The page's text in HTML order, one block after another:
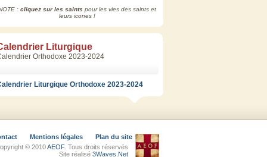
: cliquez sur les saints pour les vies des saints et
leurs icones !
Liturgique
Orthodoxe 2023-2024
Liturgique Orthodoxe 2023-2024
Mentions légales
Plan du site
© 2010AEOF. Tous droits réservés
Site réalisé 3Waves.Net